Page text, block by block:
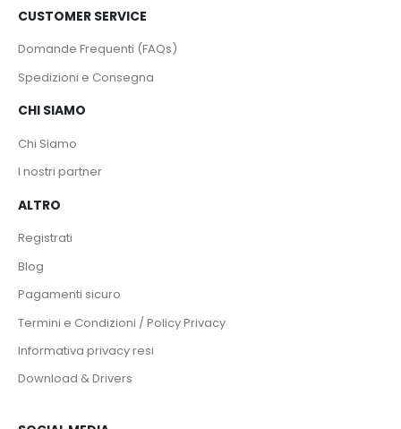
CUSTOMER SERVICE
Domande Frequenti (FAQs)
Spedizioni e Consegna
CHI SIAMO
Chi Siamo
I nostri partner
ALTRO
Registrati
Blog
Pagamenti sicuro
Termini e Condizioni / Policy Privacy
Informativa privacy resi
Download & Drivers